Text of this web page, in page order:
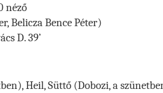
néző
Belicza Bence Péter)
D. 39’
Heil, Süttő (Dobozi, a